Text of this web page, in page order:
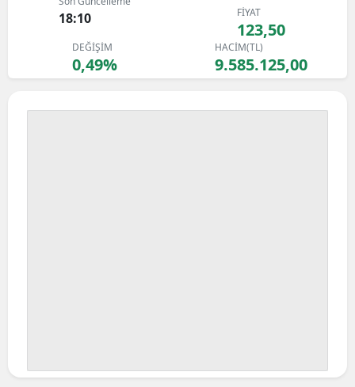
Bingöl
Bitlis
Bolu
Edirne
18:10 FİYAT
123,50
DEĞİŞİM
0,49%
HACİM(TL)
9.585.125,00